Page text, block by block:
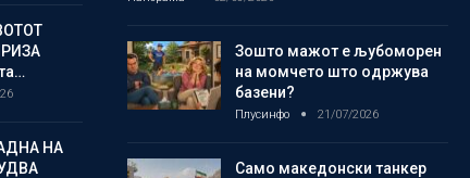
НА
Зошто мажот е љубоморен
на момчето што одржува
базени?
Плусинфо 21/07/2026
Само македонски танкер